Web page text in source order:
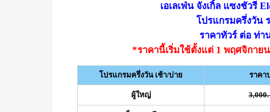
เอเลเฟ่น จังเกิ้ล แซงชัวรี
โปรแกรมครึ่งวัน
ราคาทัวร์ ต่อ ท่า
*ราคานี้เริ่มใช้ตั้งแต่ 1 พฤศจิกาย
โปรแกรมครึ่งวัน เช้า/บ่าย ราคา
ผู้ใหญ่